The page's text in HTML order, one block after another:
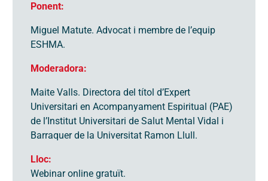
Ponent:
Miguel Matute. Advocat i membre de l’equip
ESHMA.
Moderadora:
Maite Valls. Directora del títol d’Expert
Universitari en Acompanyament Espiritual (PAE)
de l’Institut Universitari de Salut Mental Vidal i
Barraquer de la Universitat Ramon Llull.
Lloc:
Webinar online gratuït.